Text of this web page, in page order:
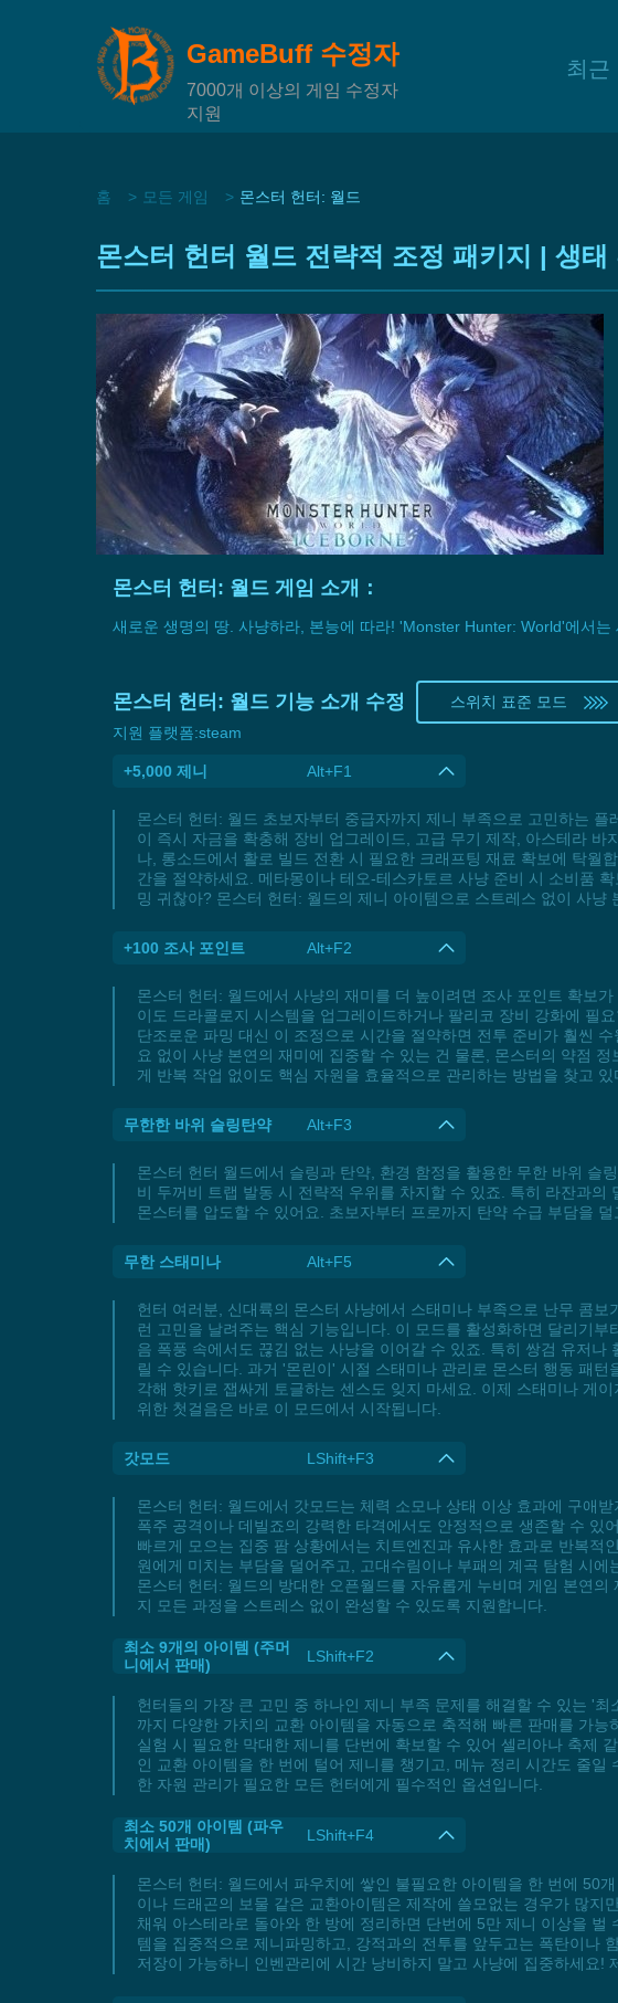
GameBuff 수정자
7000개 이상의 게임 수정자
지원
최근
홈 모든 게임 몬스터 헌터: 월드
몬스터 헌터 월드 전략적 조정 패키지 | 생
몬스터 헌터: 월드 게임 소개：
새로운 생명의 땅. 사냥하라, 본능에 따라! 'Monster Hunter: World'에서
몬스터 헌터: 월드 기능 소개 수정 스위치 표준 모드
지원 플랫폼:steam
+5,000 제니 Alt+F1
몬스터 헌터: 월드 초보자부터 중급자까지 제니 부족으로 고민하는
이 즉시 자금을 확충해 장비 업그레이드, 고급 무기 제작, 아스테라
나, 롱소드에서 활로 빌드 전환 시 필요한 크래프팅 재료 확보에 탁월
간을 절약하세요. 메타몽이나 테오-테스카토르 사냥 준비 시 소비품
밍 귀찮아? 몬스터 헌터: 월드의 제니 아이템으로 스트레스 없이 사냥
+100 조사 포인트 Alt+F2
몬스터 헌터: 월드에서 사냥의 재미를 더 높이려면 조사 포인트 확보
이도 드라콜로지 시스템을 업그레이드하거나 팔리코 장비 강화에 필
단조로운 파밍 대신 이 조정으로 시간을 절약하면 전투 준비가 훨씬
요 없이 사냥 본연의 재미에 집중할 수 있는 건 물론, 몬스터의 약점
게 반복 작업 없이도 핵심 자원을 효율적으로 관리하는 방법을 찾고
무한한 바위 슬링탄약 Alt+F3
몬스터 헌터 월드에서 슬링과 탄약, 환경 함정을 활용한 무한 바위 슬
비 두꺼비 트랩 발동 시 전략적 우위를 차지할 수 있죠. 특히 라잔과
몬스터를 압도할 수 있어요. 초보자부터 프로까지 탄약 수급 부담을
무한 스태미나 Alt+F5
헌터 여러분, 신대륙의 몬스터 사냥에서 스태미나 부족으로 난무 콤
런 고민을 날려주는 핵심 기능입니다. 이 모드를 활성화하면 달리기
음 폭풍 속에서도 끊김 없는 사냥을 이어갈 수 있죠. 특히 쌍검 유저
릴 수 있습니다. 과거 '몬린이' 시절 스태미나 관리로 몬스터 행동 패
각해 핫키로 잽싸게 토글하는 센스도 잊지 마세요. 이제 스태미나 게
위한 첫걸음은 바로 이 모드에서 시작됩니다.
갓모드 LShift+F3
몬스터 헌터: 월드에서 갓모드는 체력 소모나 상태 이상 효과에 구애
폭주 공격이나 데빌죠의 강력한 타격에서도 안정적으로 생존할 수
빠르게 모으는 집중 팜 상황에서는 치트엔진과 유사한 효과로 반복
원에게 미치는 부담을 덜어주고, 고대수림이나 부패의 계곡 탐험 시
몬스터 헌터: 월드의 방대한 오픈월드를 자유롭게 누비며 게임 본연
지 모든 과정을 스트레스 없이 완성할 수 있도록 지원합니다.
최소 9개의 아이템 (주머
니에서 판매)
LShift+F2
헌터들의 가장 큰 고민 중 하나인 제니 부족 문제를 해결할 수 있는 '
까지 다양한 가치의 교환 아이템을 자동으로 축적해 빠른 판매를 가
실험 시 필요한 막대한 제니를 단번에 확보할 수 있어 셀리아나 축제
인 교환 아이템을 한 번에 털어 제니를 챙기고, 메뉴 정리 시간도 줄
한 자원 관리가 필요한 모든 헌터에게 필수적인 옵션입니다.
최소 50개 아이템 (파우
치에서 판매)
LShift+F4
몬스터 헌터: 월드에서 파우치에 쌓인 불필요한 아이템을 한 번에 50
이나 드래곤의 보물 같은 교환아이템은 제작에 쓸모없는 경우가 많
채워 아스테라로 돌아와 한 방에 정리하면 단번에 5만 제니 이상을
템을 집중적으로 제니파밍하고, 강적과의 전투를 앞두고는 폭탄이나
저장이 가능하니 인벤관리에 시간 낭비하지 말고 사냥에 집중하세요